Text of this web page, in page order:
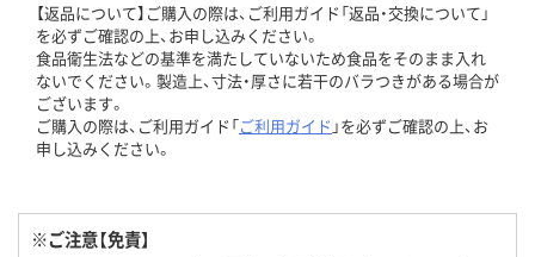
【返品について】ご購入の際は、ご利用ガイド「返品・交換について」
を必ずご確認の上、お申し込みください。
食品衛生法などの基準を満たしていないため食品をそのまま入れ
ないでください。製造上、寸法・厚さに若干のバラつきがある場合が
ございます。
ご購入の際は、ご利用ガイド「ご利用ガイド 」を必ずご確認の上、お
申し込みください。
※ご注意【免責】